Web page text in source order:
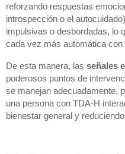
reforzando respuestas
introspección o el
impulsivas o desbordadas, lo
cada vez más automática con
De esta manera, las señales
poderosos puntos de
se manejan adecuadamente,
una persona con TDA-H
bienestar general y